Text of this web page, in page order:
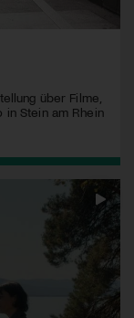
über Filme,
in Stein am Rhein